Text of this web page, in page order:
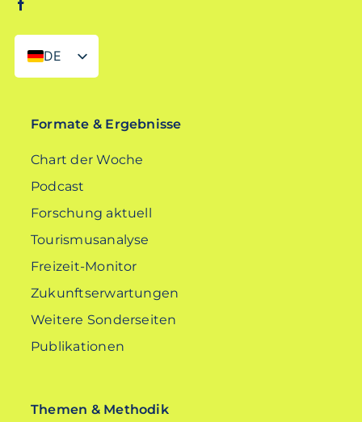
DE
EN
Formate & Ergebnisse
Chart der Woche
Podcast
Forschung aktuell
Tourismusanalyse
Freizeit-Monitor
Zukunftserwartungen
Weitere Sonderseiten
Publikationen
Themen & Methodik